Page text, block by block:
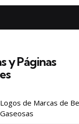
y Páginas
Logos de Marcas de
Gaseosas